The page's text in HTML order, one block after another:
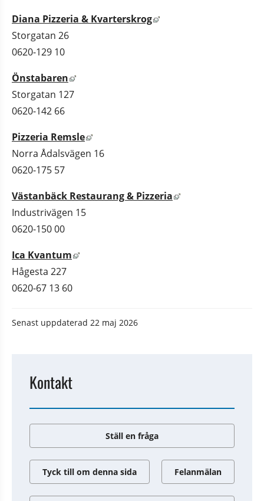
Diana Pizzeria & Kvarterskrog Länk till annan
Storgatan 26
0620-129 10
Önstabaren Länk till annan webbplats, öppnas i nytt
Storgatan 127
0620-142 66
Pizzeria Remsle Länk till annan webbplats, öppnas i
Norra Ådalsvägen 16
0620-175 57
Västanbäck Restaurang & Pizzeria Länk till annan
Industrivägen 15
0620-150 00
Ica Kvantum Länk till annan webbplats, öppnas i nytt
Hågesta 227
0620-67 13 60
Senast uppdaterad 22 maj 2026
Kontakt
Ställ en fråga
Tyck till om denna sida Felanmälan